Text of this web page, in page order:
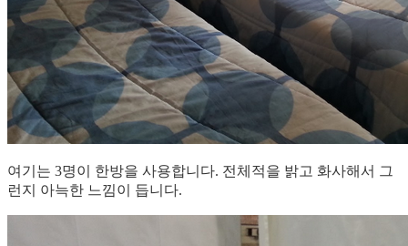
여기는 3명이 한방을 사용합니다. 전체적을 밝고 화사해서 그
런지 아늑한 느낌이 듭니다.